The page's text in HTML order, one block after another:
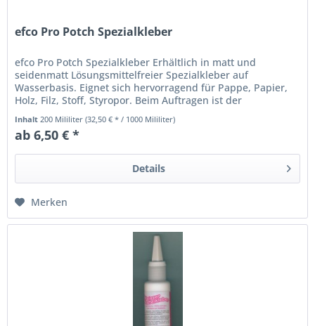
efco Pro Potch Spezialkleber
efco Pro Potch Spezialkleber Erhältlich in matt und
seidenmatt Lösungsmittelfreier Spezialkleber auf
Wasserbasis. Eignet sich hervorragend für Pappe, Papier,
Holz, Filz, Stoff, Styropor. Beim Auftragen ist der
Inhalt 200 Mililiter(32,50 € * / 1000 Mililiter)
ab 6,50 € *
Details
Merken